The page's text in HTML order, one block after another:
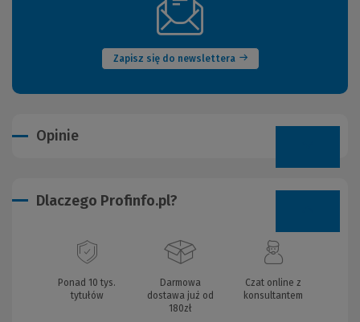
Zapisz się do newslettera
(Nowe
okno)
Opinie
Dlaczego Profinfo.pl?
Ponad 10 tys.
tytułów
Darmowa
dostawa już od
180zł
Czat online z
konsultantem